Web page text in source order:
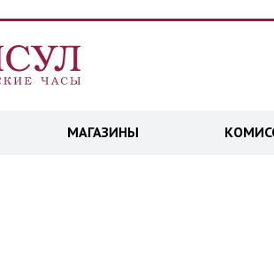
МАГАЗИНЫ